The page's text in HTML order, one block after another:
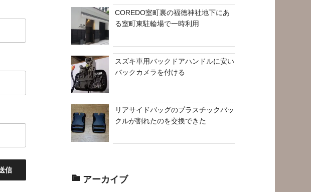
COREDO室町裏の福徳神社地下にあ
る室町東駐輪場で一時利用
スズキ車用バックドアハンドルに安い
バックカメラを付ける
リアサイドバッグのプラスチックバッ
クルが割れたのを交換できた
アーカイブ